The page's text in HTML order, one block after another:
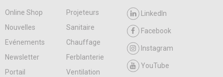
Online Shop
Projeteurs
Nouvelles
Sanitaire
Evénements
Chauffage
Newsletter
Ferblanterie
Portail
Ventilation
LinkedIn
Facebook
Instagram
YouTube